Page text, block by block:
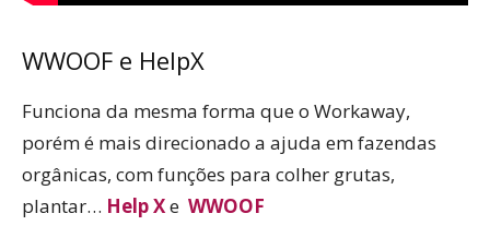
WWOOF e HelpX
Funciona da mesma forma que o Workaway,
porém é mais direcionado a ajuda em fazendas
orgânicas, com funções para colher grutas,
plantar… Help Xe WWOOF